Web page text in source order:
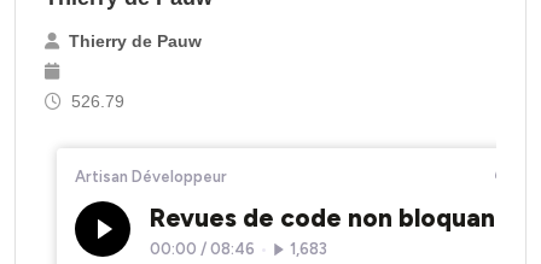
Thierry de Pauw
526.79